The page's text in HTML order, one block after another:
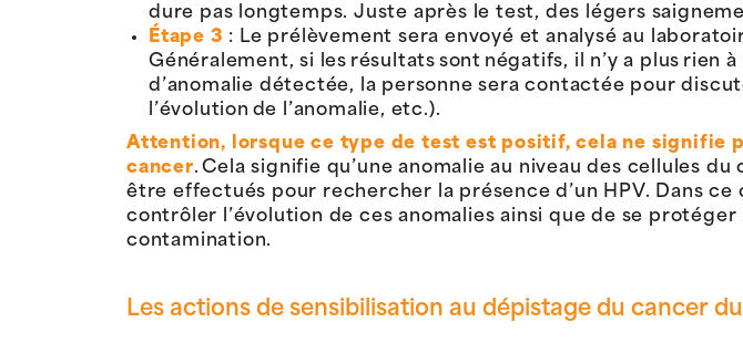
dure pas longtemps. Juste après le test, des légers
Étape 3 : Le prélèvement sera envoyé et analysé au
Généralement, si les résultats sont négatifs, il n’y a plus rien
d’anomalie détectée, la personne sera contactée pour
l’évolution de l’anomalie, etc.).
Attention, lorsque ce type de test est positif, cela ne signifie
cancer. Cela signifie qu’une anomalie au niveau des cellules
être effectués pour rechercher la présence d’un HPV. Dans
contrôler l’évolution de ces anomalies ainsi que de se
contamination.
Les actions de sensibilisation au dépistage du cancer